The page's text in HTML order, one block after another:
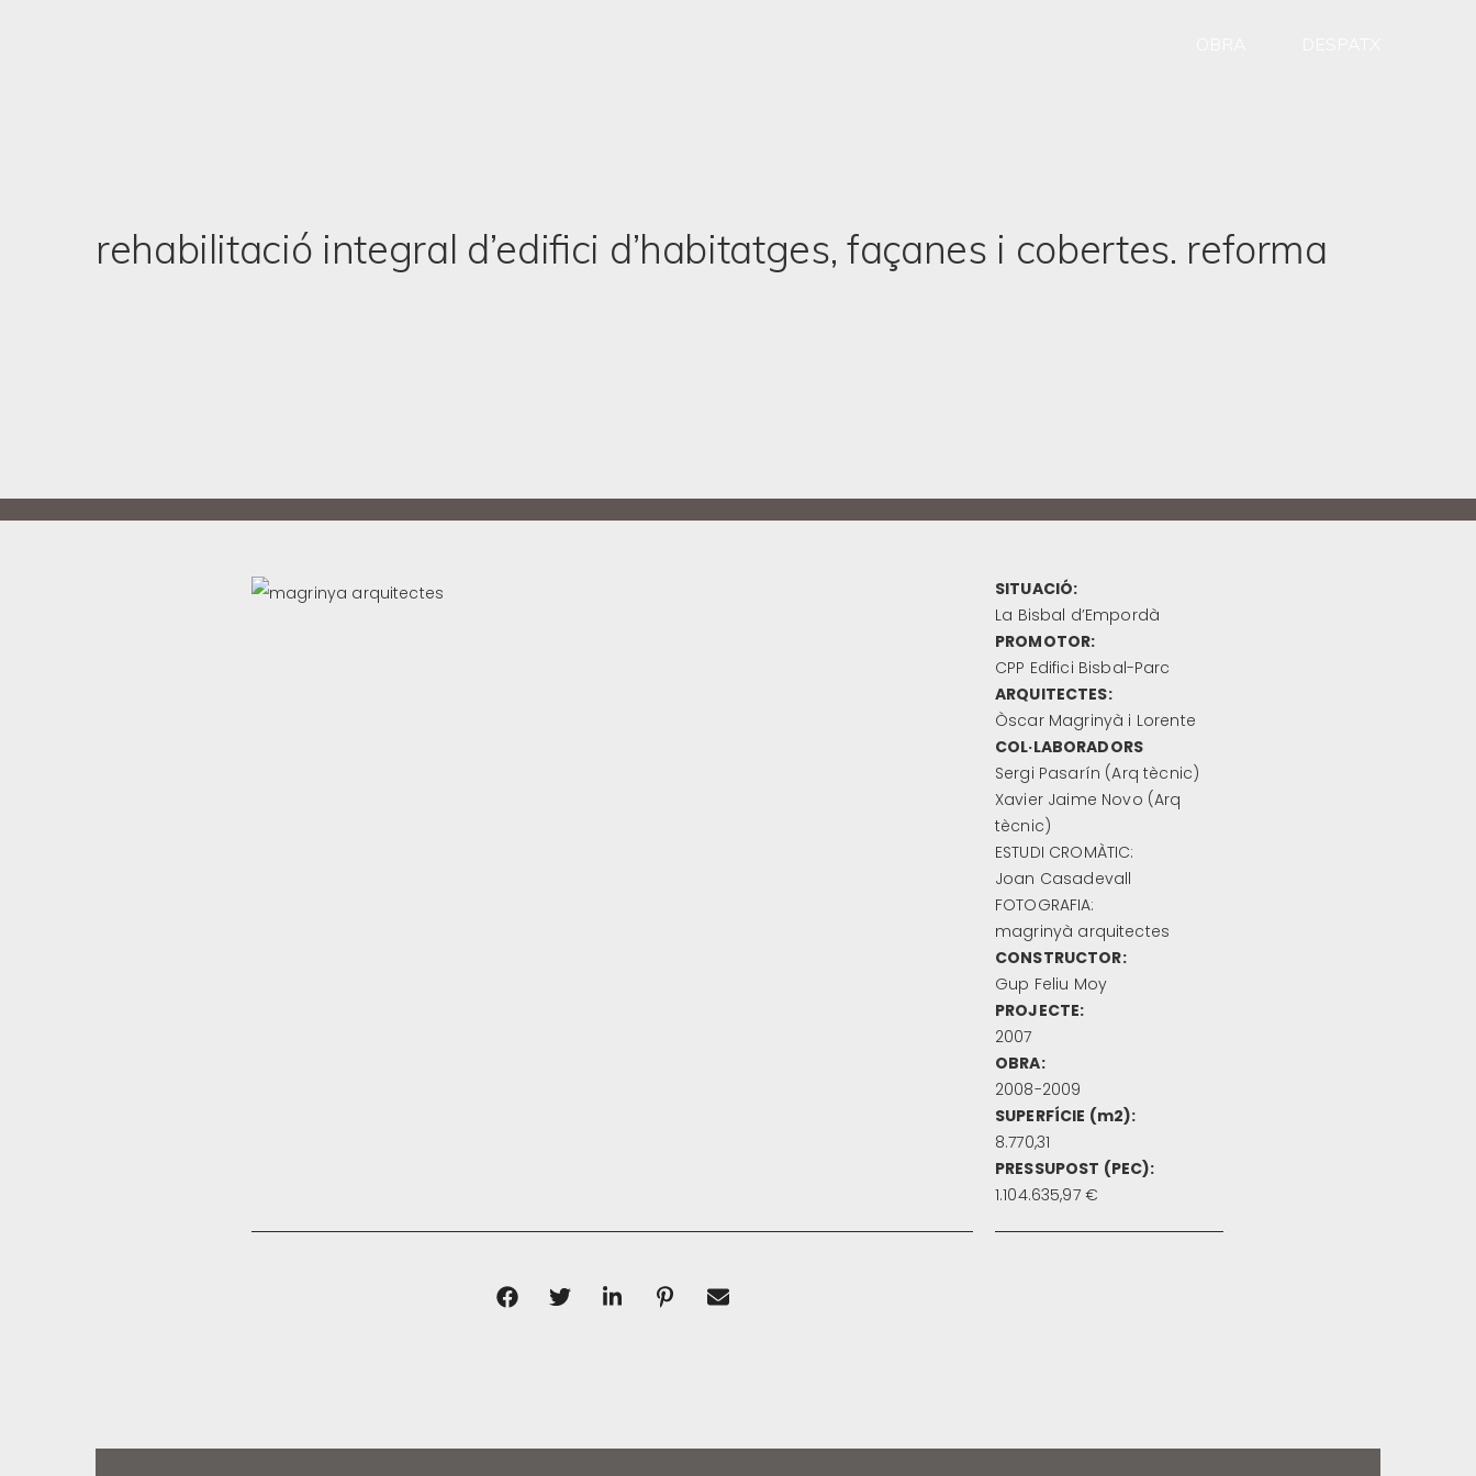
rehabilitació integral d’edifici d’habitatges, façanes i cobertes. reforma
SITUACIÓ:
La Bisbal d’Empordà
PROMOTOR:
CPP Edifici Bisbal-Parc
ARQUITECTES:
Òscar Magrinyà i Lorente
COL·LABORADORS
Sergi Pasarín (Arq tècnic)
Xavier Jaime Novo (Arq
tècnic)
ESTUDI CROMÀTIC:
Joan Casadevall
FOTOGRAFIA:
magrinyà arquitectes
CONSTRUCTOR:
Gup Feliu Moy
PROJECTE:
2007
OBRA:
2008-2009
SUPERFÍCIE (m2):
8.770,31
PRESSUPOST (PEC):
1.104.635,97 €